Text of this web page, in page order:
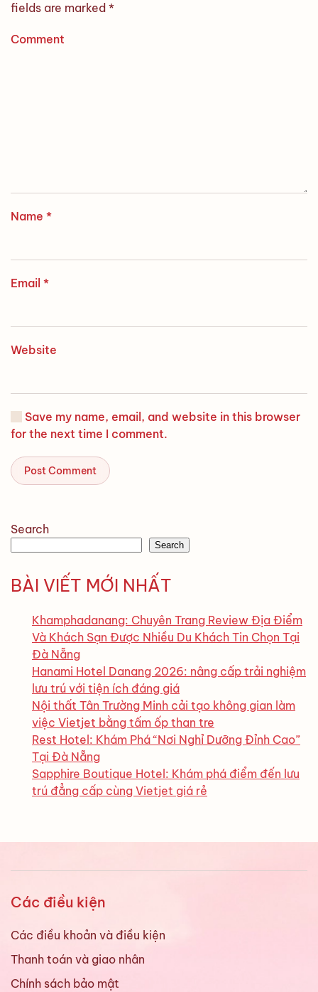
fields are marked *
Comment
Name *
Email *
Website
Save my name, email, and website in this browser
for the next time I comment.
Post Comment
Search
Search
BÀI VIẾT MỚI NHẤT
Khamphadanang: Chuyên Trang Review Địa Điểm
Và Khách Sạn Được Nhiều Du Khách Tin Chọn Tại
Đà Nẵng
Hanami Hotel Danang 2026: nâng cấp trải nghiệm
lưu trú với tiện ích đáng giá
Nội thất Tân Trường Minh cải tạo không gian làm
việc Vietjet bằng tấm ốp than tre
Rest Hotel: Khám Phá “Nơi Nghỉ Dưỡng Đỉnh Cao”
Tại Đà Nẵng
Sapphire Boutique Hotel: Khám phá điểm đến lưu
trú đẳng cấp cùng Vietjet giá rẻ
Các điều kiện
Các điều khoản và điều kiện
Thanh toán và giao nhân
Chính sách bảo mật